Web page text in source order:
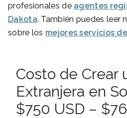
profesionales de agentes
Dakota. También puedes leer
sobre los mejores servicios
Costo de Crear
Extranjera en
$750 USD –